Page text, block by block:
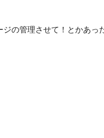
の管理させて！とかあっ